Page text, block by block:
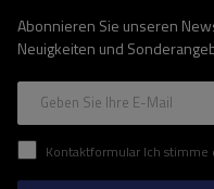
Abonnieren Sie unseren
Neuigkeiten und
Geben Sie Ihre E-Mail
Kontaktformular Ich stimme der Verarbeitung meiner im Kontaktformular